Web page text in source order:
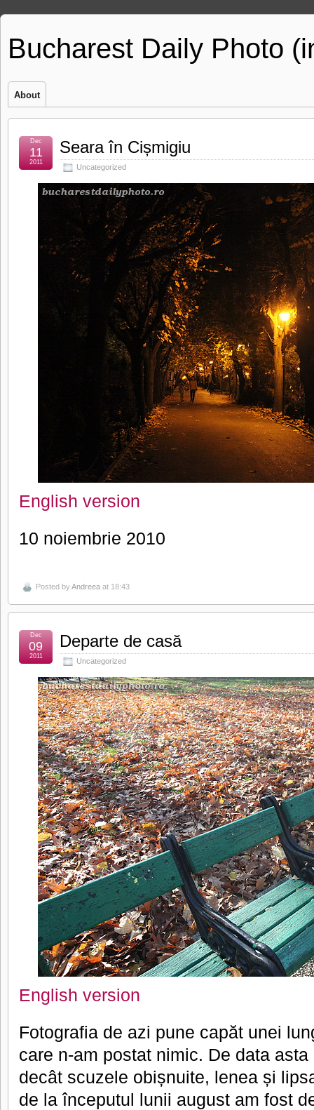
Bucharest Daily Photo
About
Seara în Cișmigiu
Uncategorized
Dec
11
2011
English version
10 noiembrie 2010
Posted byAndreea at 18:43
Departe de casă
Uncategorized
Dec
09
2011
English version
Fotografia de azi pune capăt unei
care n-am postat nimic. De data
decât scuzele obișnuite, lenea și
de la începutul lunii august am fost